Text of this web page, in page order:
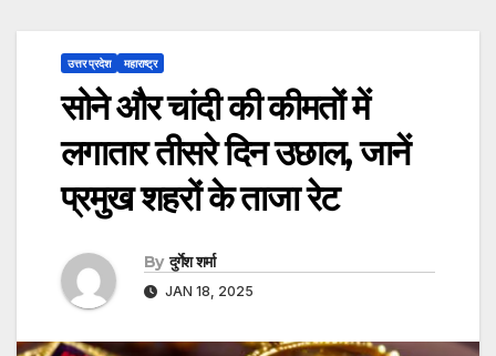
उत्तर प्रदेश महाराष्ट्र
सोने और चांदी की कीमतों में
लगातार तीसरे दिन उछाल, जानें
प्रमुख शहरों के ताजा रेट
By दुर्गेश शर्मा
JAN 18, 2025